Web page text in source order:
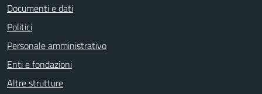
Documenti e dati
Politici
Personale amministrativo
Enti e fondazioni
Altre strutture